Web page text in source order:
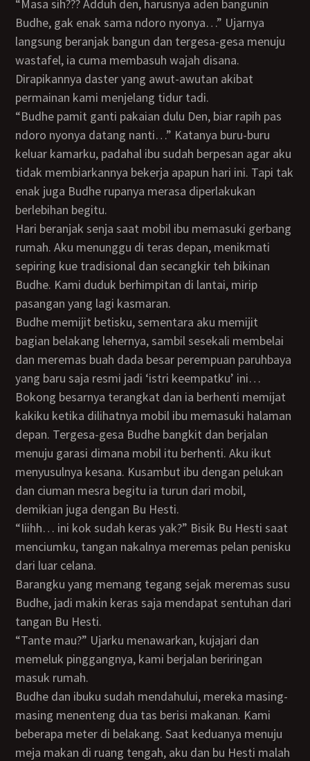
“Masa sih??? Adduh den, harusnya aden bangunin
Budhe, gak enak sama ndoro nyonya…” Ujarnya
langsung beranjak bangun dan tergesa-gesa menuju
wastafel, ia cuma membasuh wajah disana.
Dirapikannya daster yang awut-awutan akibat
permainan kami menjelang tidur tadi.
“Budhe pamit ganti pakaian dulu Den, biar rapih pas
ndoro nyonya datang nanti…” Katanya buru-buru
keluar kamarku, padahal ibu sudah berpesan agar aku
tidak membiarkannya bekerja apapun hari ini. Tapi tak
enak juga Budhe rupanya merasa diperlakukan
berlebihan begitu.
Hari beranjak senja saat mobil ibu memasuki gerbang
rumah. Aku menunggu di teras depan, menikmati
sepiring kue tradisional dan secangkir teh bikinan
Budhe. Kami duduk berhimpitan di lantai, mirip
pasangan yang lagi kasmaran.
Budhe memijit betisku, sementara aku memijit
bagian belakang lehernya, sambil sesekali membelai
dan meremas buah dada besar perempuan paruhbaya
yang baru saja resmi jadi ‘istri keempatku’ ini…
Bokong besarnya terangkat dan ia berhenti memijat
kakiku ketika dilihatnya mobil ibu memasuki halaman
depan. Tergesa-gesa Budhe bangkit dan berjalan
menuju garasi dimana mobil itu berhenti. Aku ikut
menyusulnya kesana. Kusambut ibu dengan pelukan
dan ciuman mesra begitu ia turun dari mobil,
demikian juga dengan Bu Hesti.
“Iiihh… ini kok sudah keras yak?” Bisik Bu Hesti saat
menciumku, tangan nakalnya meremas pelan penisku
dari luar celana.
Barangku yang memang tegang sejak meremas susu
Budhe, jadi makin keras saja mendapat sentuhan dari
tangan Bu Hesti.
“Tante mau?” Ujarku menawarkan, kujajari dan
memeluk pinggangnya, kami berjalan beriringan
masuk rumah.
Budhe dan ibuku sudah mendahului, mereka masing-
masing menenteng dua tas berisi makanan. Kami
beberapa meter di belakang. Saat keduanya menuju
meja makan di ruang tengah, aku dan bu Hesti malah